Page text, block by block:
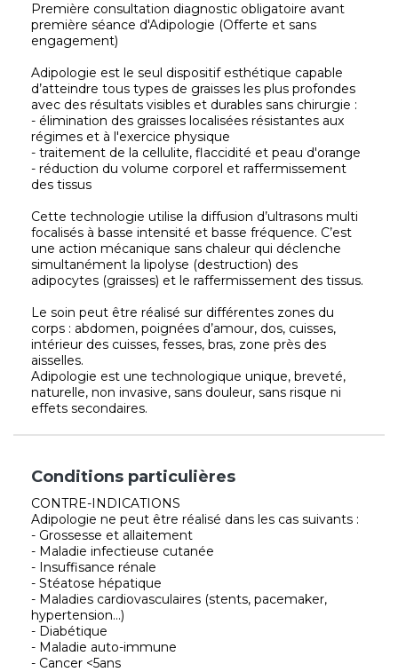
Première consultation diagnostic obligatoire avant
première séance d'Adipologie (Offerte et sans
engagement)
Adipologie est le seul dispositif esthétique capable
d’atteindre tous types de graisses les plus profondes
avec des résultats visibles et durables sans chirurgie :
- élimination des graisses localisées résistantes aux
régimes et à l'exercice physique
- traitement de la cellulite, flaccidité et peau d'orange
- réduction du volume corporel et raffermissement
des tissus
Cette technologie utilise la diffusion d’ultrasons multi
focalisés à basse intensité et basse fréquence. C’est
une action mécanique sans chaleur qui déclenche
simultanément la lipolyse (destruction) des
adipocytes (graisses) et le raffermissement des tissus.
Le soin peut être réalisé sur différentes zones du
corps : abdomen, poignées d’amour, dos, cuisses,
intérieur des cuisses, fesses, bras, zone près des
aisselles.
Adipologie est une technologique unique, breveté,
naturelle, non invasive, sans douleur, sans risque ni
effets secondaires.
Conditions particulières
CONTRE-INDICATIONS
Adipologie ne peut être réalisé dans les cas suivants :
- Grossesse et allaitement
- Maladie infectieuse cutanée
- Insuffisance rénale
- Stéatose hépatique
- Maladies cardiovasculaires (stents, pacemaker,
hypertension...)
- Diabétique
- Maladie auto-immune
- Cancer <5ans